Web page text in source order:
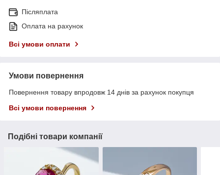
Післяплата
Оплата на рахунок
Всі умови оплати
Умови повернення
Повернення товару впродовж 14 днів за рахунок покупця
Всі умови повернення
Подібні товари компанії